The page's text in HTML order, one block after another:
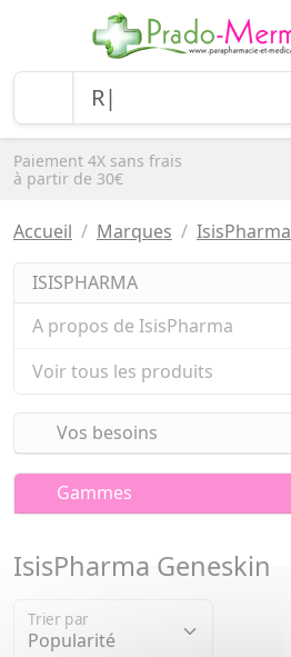
Paiement 4X sans frais
à partir de 30€
Accueil Marques IsisPharma
ISISPHARMA
A propos de IsisPharma
Voir tous les produits
Vos besoins
Gammes
IsisPharma Geneskin
Trier par